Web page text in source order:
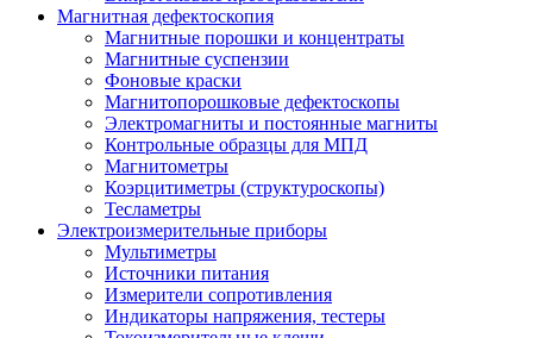
Магнитная дефектоскопия
Магнитные порошки и концентраты
Магнитные суспензии
Фоновые краски
Магнитопорошковые дефектоскопы
Электромагниты и постоянные магниты
Контрольные образцы для МПД
Магнитометры
Коэрцитиметры (структуроскопы)
Тесламетры
Электроизмерительные приборы
Мультиметры
Источники питания
Измерители сопротивления
Индикаторы напряжения, тестеры